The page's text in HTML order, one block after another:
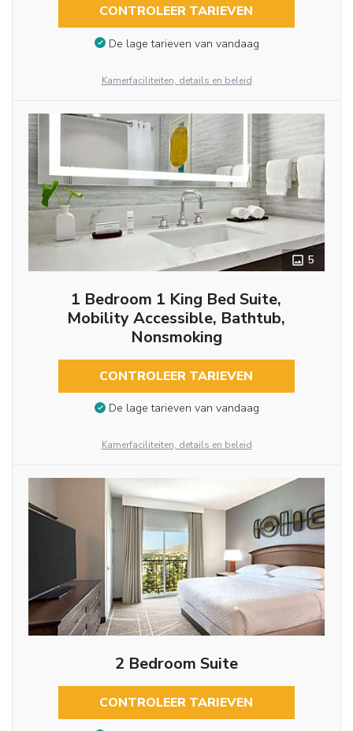
CONTROLEER TARIEVEN
De lage tarieven van vandaag
Kamerfaciliteiten, details en beleid
5
1 Bedroom 1 King Bed Suite,
Mobility Accessible, Bathtub,
Nonsmoking
CONTROLEER TARIEVEN
De lage tarieven van vandaag
Kamerfaciliteiten, details en beleid
2 Bedroom Suite
CONTROLEER TARIEVEN